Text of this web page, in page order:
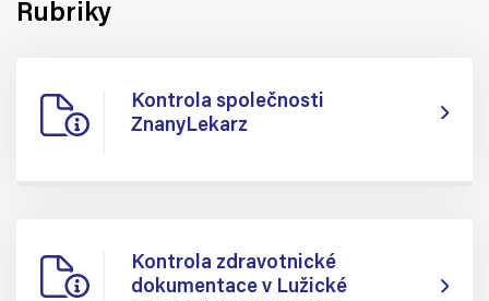
Rubriky
Kontrola společnosti
ZnanyLekarz
Kontrola zdravotnické
dokumentace v Lužické